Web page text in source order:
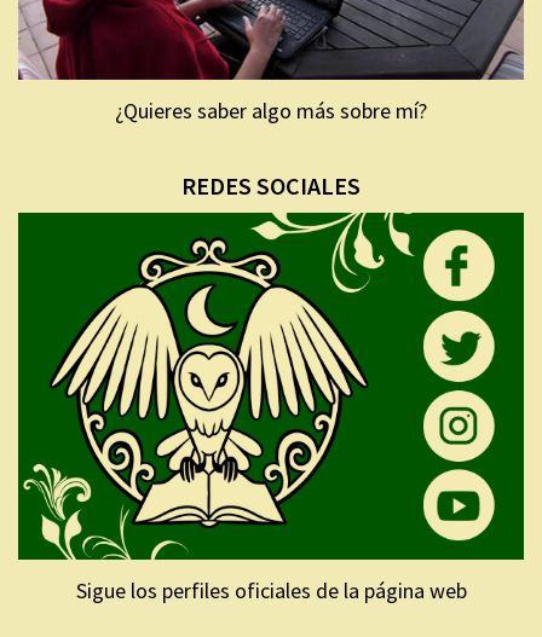
¿Quieres saber algo más sobre mí?
REDES SOCIALES
Sigue los perfiles oficiales de la página web